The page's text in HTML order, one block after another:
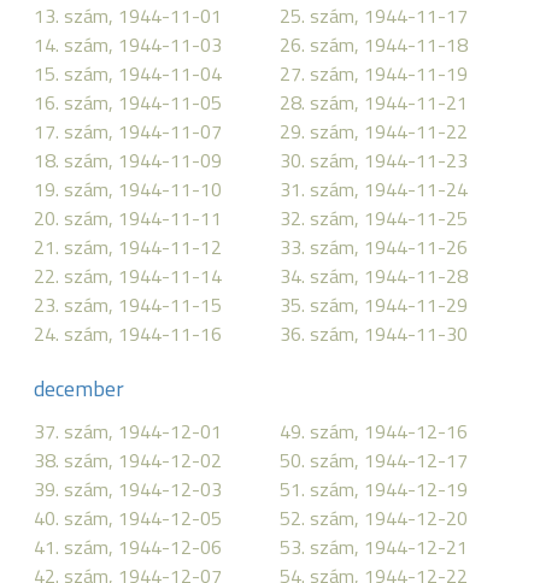
13. szám, 1944-11-01
14. szám, 1944-11-03
15. szám, 1944-11-04
16. szám, 1944-11-05
17. szám, 1944-11-07
18. szám, 1944-11-09
19. szám, 1944-11-10
20. szám, 1944-11-11
21. szám, 1944-11-12
22. szám, 1944-11-14
23. szám, 1944-11-15
24. szám, 1944-11-16
25. szám, 1944-11-17
26. szám, 1944-11-18
27. szám, 1944-11-19
28. szám, 1944-11-21
29. szám, 1944-11-22
30. szám, 1944-11-23
31. szám, 1944-11-24
32. szám, 1944-11-25
33. szám, 1944-11-26
34. szám, 1944-11-28
35. szám, 1944-11-29
36. szám, 1944-11-30
december
37. szám, 1944-12-01
38. szám, 1944-12-02
39. szám, 1944-12-03
40. szám, 1944-12-05
41. szám, 1944-12-06
42. szám, 1944-12-07
49. szám, 1944-12-16
50. szám, 1944-12-17
51. szám, 1944-12-19
52. szám, 1944-12-20
53. szám, 1944-12-21
54. szám, 1944-12-22